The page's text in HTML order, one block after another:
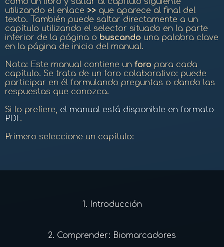
utilizando el enlace >>que aparece al final del
texto. También puede saltar directamente a un
capítulo utilizando el selector situado en la parte
inferior de la página o buscando una palabra clave
en la página de inicio del manual.
Nota: Este manual contiene un foro para cada
capítulo. Se trata de un foro colaborativo: puede
participar en él formulando preguntas o dando las
respuestas que conozca.
Si lo prefiere, el manual está disponible en formato
PDF.
Primero seleccione un capítulo:
1. Introducción
2. Comprender: Biomarcadores